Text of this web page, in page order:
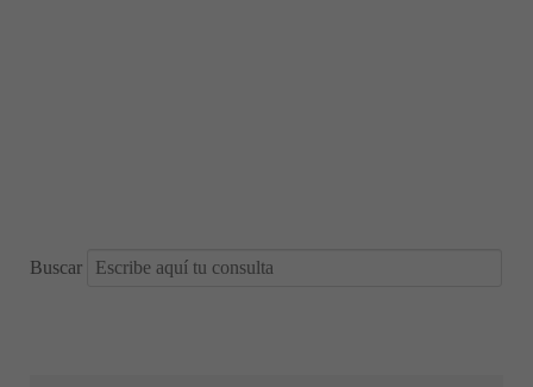
Buscar